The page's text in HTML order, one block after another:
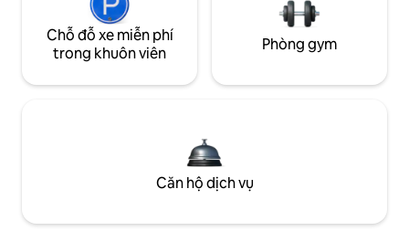
Chỗ đỗ xe miễn phí
trong khuôn viên
Phòng gym
Căn hộ dịch vụ